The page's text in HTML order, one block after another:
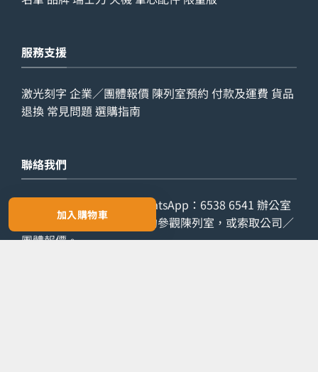
加入購物車
服務支援
激光刻字 企業／團體報價 陳列室預約 付款及運費 貨品
退換 常見問題 選購指南
聯絡我們
WhatsApp： 6538 6541 辦公室
2861 8762 歡迎預約參觀陳列室，或索取公司／
團體報價。